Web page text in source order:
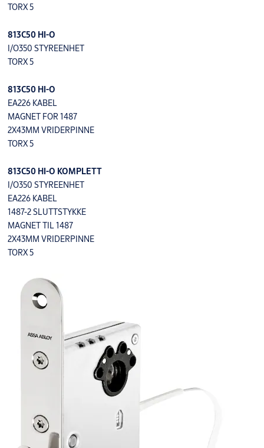
TORX 5
813C50 HI-O
I/O350 STYREENHET
TORX 5
813C50 HI-O
EA226 KABEL
MAGNET FOR 1487
2X43MM VRIDERPINNE
TORX 5
813C50 HI-O KOMPLETT
I/O350 STYREENHET
EA226 KABEL
1487-2 SLUTTSTYKKE
MAGNET TIL 1487
2X43MM VRIDERPINNE
TORX 5